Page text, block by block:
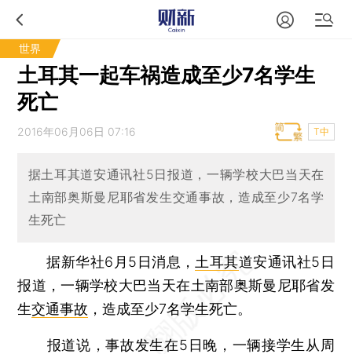
世界
土耳其一起车祸造成至少7名学生
死亡
2016年06月06日 07:16 T中
据土耳其道安通讯社5日报道，一辆学校大巴当天在
土南部奥斯曼尼耶省发生交通事故，造成至少7名学
生死亡
据新华社6月5日消息， 土耳其道安通讯社5日
报道，一辆学校大巴当天在土南部奥斯曼尼耶省发
生交通事故 ，造成至少7名学生死亡。
报道说，事故发生在5日晚，一辆接学生从周